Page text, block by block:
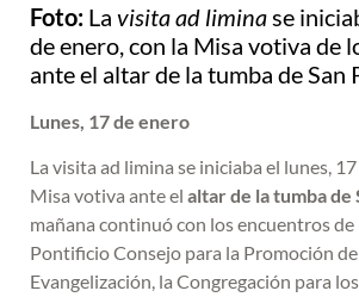
Foto: La visita ad limina se
de enero, con la Misa votiva de
ante el altar de la tumba de San
Lunes, 17 de enero
La visita ad limina se iniciaba el lunes,
Misa votiva ante el altar de la tumba de
mañana continuó con los encuentros de
Pontificio Consejo para la Promoción
Evangelización, la Congregación para